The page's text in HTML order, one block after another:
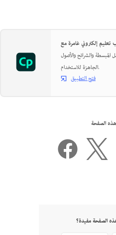
والشرائح والأصول
الجاهزة للاستخدام.
فتح التطبيق
الصفحة
الصفحة مفيدة؟